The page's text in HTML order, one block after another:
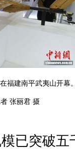
福建南平武夷山开幕
张丽君 摄
已突破五